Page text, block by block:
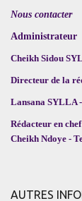
Nous contacter
Administrateur
Cheikh Sidou
Directeur de la
Lansana SYLLA
Rédacteur en chef
Cheikh Ndoye -
AUTRES